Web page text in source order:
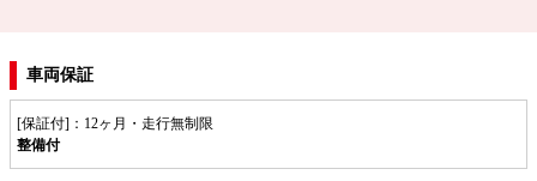
車両保証
[保証付]：12ヶ月・走行無制限
整備付